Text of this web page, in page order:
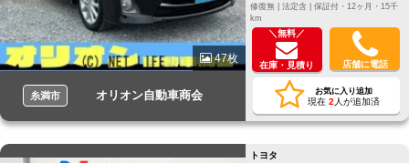
47枚
糸満市 オリオン自動車商会
修復無 | 法定含 | 保証付・12ヶ月・15千
km
＼無料／
在庫・見積り 店舗に電話
お気に入り追加
現在 2 人が追加済
トヨタ